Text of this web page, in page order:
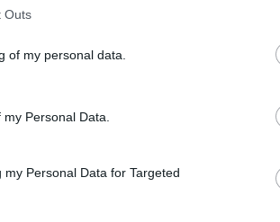
Outs
of my personal data.
Personal Data.
Personal Data for Targeted